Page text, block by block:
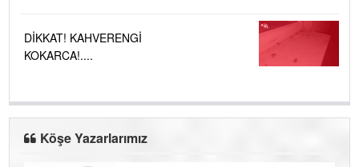
DİKKAT! KAHVERENGİ
KOKARCA!....
Köşe Yazarlarımız